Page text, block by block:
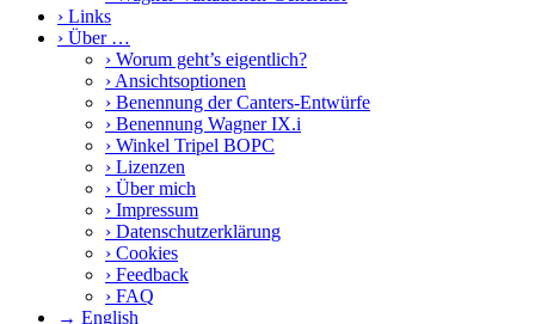
› Links
› Über …
› Worum geht’s eigentlich?
› Ansichtsoptionen
› Benennung der Canters-Entwürfe
› Benennung Wagner IX.i
› Winkel Tripel BOPC
› Lizenzen
› Über mich
› Impressum
› Datenschutzerklärung
› Cookies
› Feedback
› FAQ
→ English